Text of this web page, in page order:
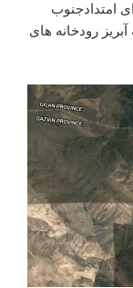
امتدادجنوب
رودخانه های